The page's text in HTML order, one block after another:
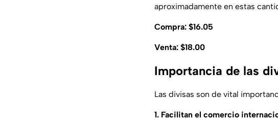
aproximadamente en estas
Compra: $16.05
Venta: $18.00
Importancia de las
Las divisas son de vital
1. Facilitan el comercio